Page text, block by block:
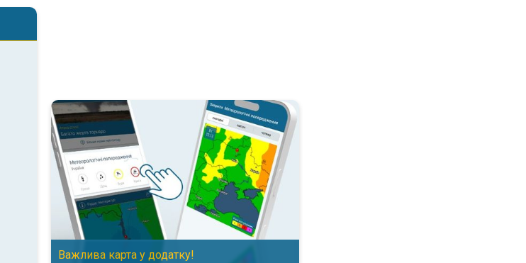
Як дізнатися про складні погодні умови?. Важлива карта у додатку!. . .
Важлива карта у додатку!